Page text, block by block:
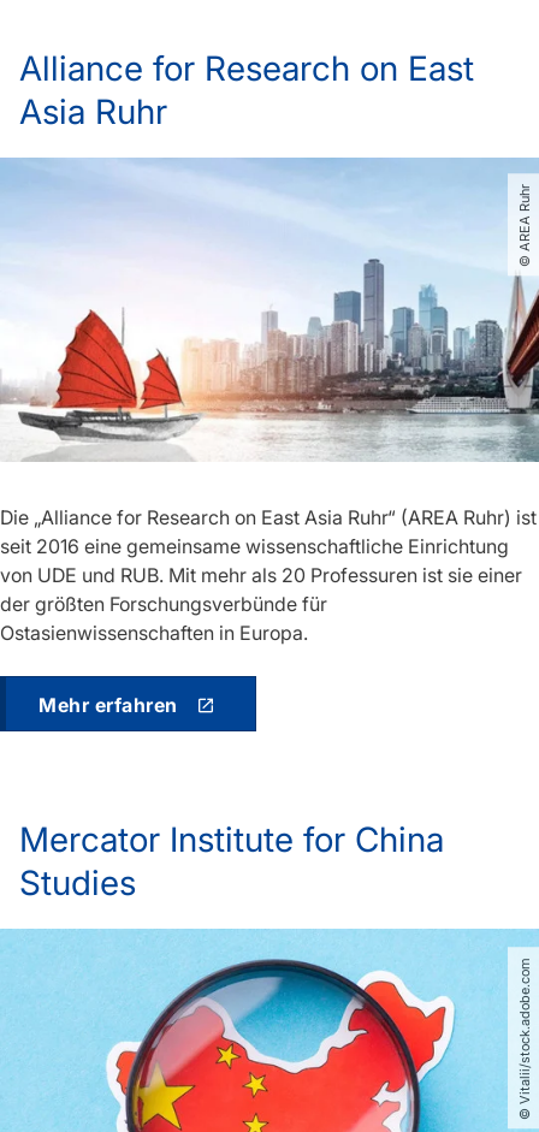
Alliance for Research on East
Asia Ruhr
© AREA Ruhr
Die „Alliance for Research on East Asia Ruhr“ (AREA Ruhr) ist
seit 2016 eine gemeinsame wissenschaftliche Einrichtung
von UDE und RUB. Mit mehr als 20 Professuren ist sie einer
der größten Forschungsverbünde für
Ostasienwissenschaften in Europa.
Mehr erfahren
Mercator Institute for China
Studies
© Vitalii​/​stock.adobe.com